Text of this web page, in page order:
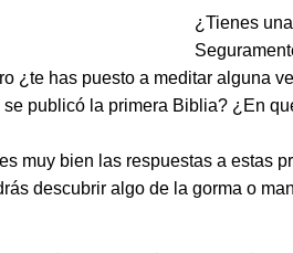
¿Tienes
¿te has puesto a meditar alguna
publicó la primera Biblia? ¿En
muy bien las respuestas a estas
descubrir algo de la gorma o